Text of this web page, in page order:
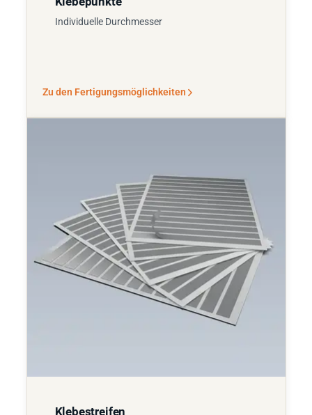
Individuelle Durchmesser
Zu den Fertigungsmöglichkeiten
Klebestreifen